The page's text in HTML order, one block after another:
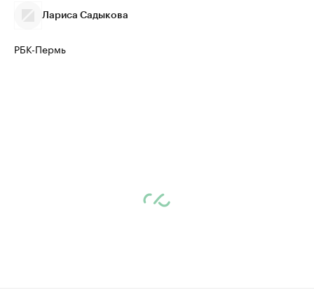
Ознакомьтесь с информацией в каталоге
Лариса Садыкова
РБК-Пермь